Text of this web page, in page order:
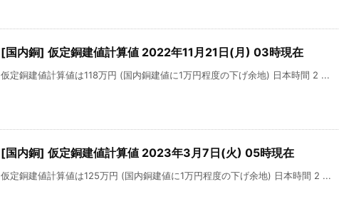
[国内銅] 仮定銅建値計算値 2022年11月21日(月) 03時現在
仮定銅建値計算値は118万円 (国内銅建値に1万円程度の下げ余地) 日本時間 2 ...
[国内銅] 仮定銅建値計算値 2023年3月7日(火) 05時現在
仮定銅建値計算値は125万円 (国内銅建値に1万円程度の下げ余地) 日本時間 2 ...